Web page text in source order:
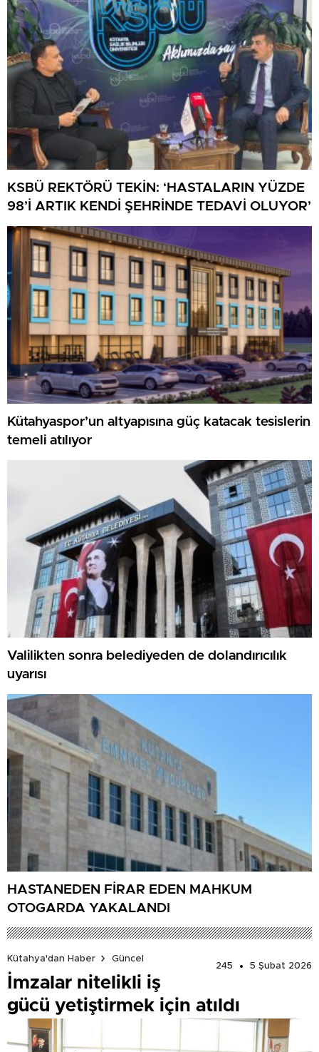
KSBÜ REKTÖRÜ TEKİN: ‘HASTALARIN YÜZDE
98’İ ARTIK KENDİ ŞEHRİNDE TEDAVİ OLUYOR’
Kütahyaspor’un altyapısına güç katacak tesislerin
temeli atılıyor
Valilikten sonra belediyeden de dolandırıcılık
uyarısı
HASTANEDEN FİRAR EDEN MAHKUM
OTOGARDA YAKALANDI
Kütahya'dan Haber
Güncel
245
5 Şubat 2026
İmzalar nitelikli iş
gücü yetiştirmek için atıldı